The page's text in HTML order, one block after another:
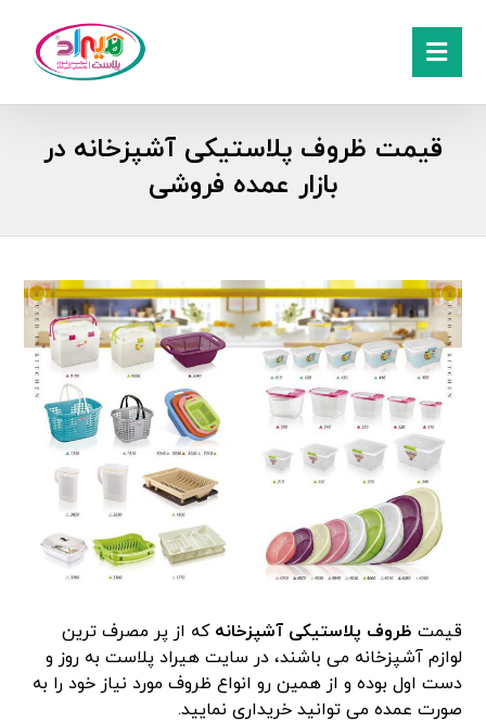
قیمت ظروف پلاستیکی آشپزخانه در
بازار عمده فروشی
قیمت ظروف پلاستیکی آشپزخانه که از پر مصرف ترین
لوازم آشپزخانه می باشند، در سایت هیراد پلاست به روز و
دست اول بوده و از همین رو انواع ظروف مورد نیاز خود را به
صورت عمده می توانید خریداری نمایید.